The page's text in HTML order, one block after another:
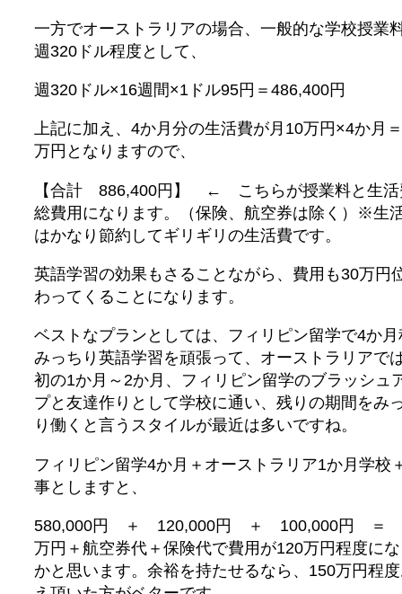
一方でオーストラリアの場合、一般的な学校授業
週320ドル程度として、
週320ドル×16週間×1ドル95円＝486,400円
上記に加え、4か月分の生活費が月10万円×4か月
万円となりますので、
【合計 886,400円】 ← こちらが授業料と生活
総費用になります。（保険、航空券は除く）※生
はかなり節約してギリギリの生活費です。
英語学習の効果もさることながら、費用も30万円
わってくることになります。
ベストなプランとしては、フィリピン留学で4か月
みっちり英語学習を頑張って、オーストラリアで
初の1か月～2か月、フィリピン留学のブラッシュ
プと友達作りとして学校に通い、残りの期間をみ
り働くと言うスタイルが最近は多いですね。
フィリピン留学4か月＋オーストラリア1か月学校
事としますと、
580,000円 ＋ 120,000円 ＋ 100,000円 ＝
万円＋航空券代＋保険代で費用が120万円程度に
かと思います。余裕を持たせるなら、150万円程